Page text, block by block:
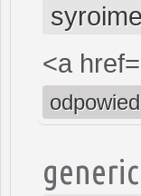
<a href=